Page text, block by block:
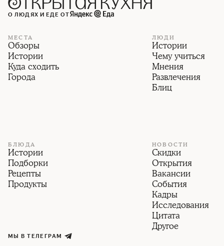
О ЛЮДЯХ И ЕДЕ ОТ
МЕСТА
Обзоры
Истории
Куда сходить
Города
ЛЮДИ
Истории
Чему учиться
Мнения
Развлечения
Блиц
БЛЮДА
Истории
Подборки
Рецепты
Продукты
НОВОСТИ
Скидки
Открытия
Вакансии
События
Кадры
Исследования
Цитата
Другое
МЫ В ТЕЛЕГРАМ